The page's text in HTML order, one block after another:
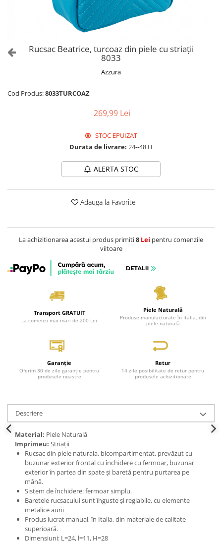
Genți Albe
Genți Bleumarin
Genți Negre
Genți Portocalii
Genți Roze
Genți Turcoaz
Genți Verzi
Rucsac Beatrice, turcoaz din piele cu striații
8033
Azzura
Cod Produs:8033TURCOAZ
269,99 Lei
STOC EPUIZAT
Durata de livrare: 24--48 H
ALERTA STOC
Adauga la Favorite
La achizitionarea acestui produs primiti8 Lei pentru comenzile
viitoare
Transport GRATUIT
La comenzi mai mari de 200 Lei
Piele Naturală
Produse manufacturate în Italia, din
piele naturală
Garanție
Oferim 30 de zile garanție pentru
produsele noastre
Retur
14 zile posibilitate de retur pentru
produsele achiziționate
Descriere
Material: Piele Naturală
Imprimeu: Striații
Rucsac din piele naturala, bicompartimentat, prevăzut cu
buzunar exterior frontal cu închidere cu fermoar, buzunar
exterior în partea din spate și baretă pentru purtarea pe
mână.
Sistem de închidere: fermoar simplu.
Baretele rucsacului sunt înguste și reglabile, cu elemente
metalice aurii
Produs lucrat manual, în Italia, din materiale de calitate
superioară.
Dimensiuni: L=24, l=11, H=28